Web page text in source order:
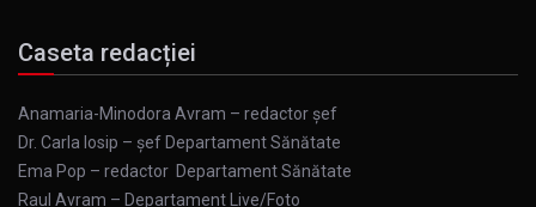
Caseta redacției
Anamaria-Minodora Avram – redactor șef
Dr. Carla Iosip – șef Departament Sănătate
Ema Pop – redactor Departament Sănătate
Raul Avram – Departament Live/Foto